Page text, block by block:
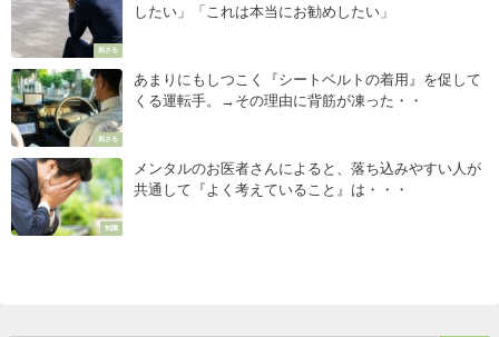
刺さる
したい」「これは本当にお勧めしたい」
刺さる
あまりにもしつこく『シートベルトの着用』を促して
くる運転手。→その理由に背筋が凍った・・
知識
メンタルのお医者さんによると、落ち込みやすい人が
共通して『よく考えていること』は・・・